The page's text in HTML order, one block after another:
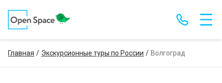
Главная Экскурсионные туры по России Волгоград